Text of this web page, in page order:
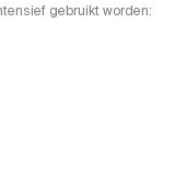
gebruikt worden: